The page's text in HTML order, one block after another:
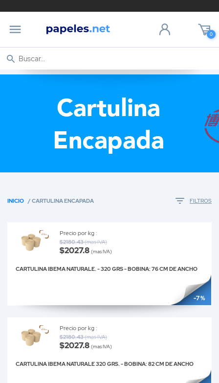
0
INICIO / CARTULINA ENCAPADA FILTROS
-7 %
Precio por kg :
$2180.43(mas IVA)
$2027.8 (mas IVA)
CARTULINA IBEMA NATURALE. - 320 GRS - BOBINA: 76 CM DE ANCHO
Precio por kg :
$2180.43(mas IVA)
$2027.8 (mas IVA)
CARTULINA IBEMA NATURALE 320 GRS. - BOBINA: 82 CM DE ANCHO